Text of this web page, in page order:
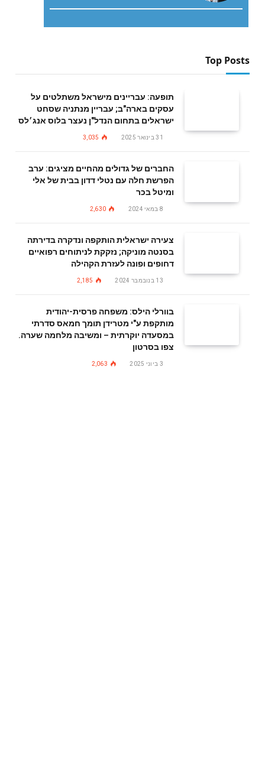
Top Posts
תופעה: עבריינים מישראל משתלטים על
עסקים בארה"ב; עבריין מנתניה שסחט
ישראלים בתחום הנדל"ן נעצר בלוס אנג׳לס
31 בינואר 2025 3,035
החברים של גדולים מהחיים מציגים: ערב
הפרשת חלה עם נטלי דדון בבית של אלי
ומיטל בכר
8 במאי 2024 2,630
צעירה ישראלית הותקפה ונדקרה בדירתה
בסנטה מוניקה; נזקקת לניתוחים רפואיים
דחופים ופונה לעזרת הקהילה
13 בנובמבר 2024 2,185
בוורלי הילס: משפחה פרסית-יהודית
מותקפת ע"י מטרידן תומך חמאס סדרתי
במסעדה יוקרתית – ומשיבה מלחמה שערה.
צפו בסרטון
3 ביוני 2025 2,063